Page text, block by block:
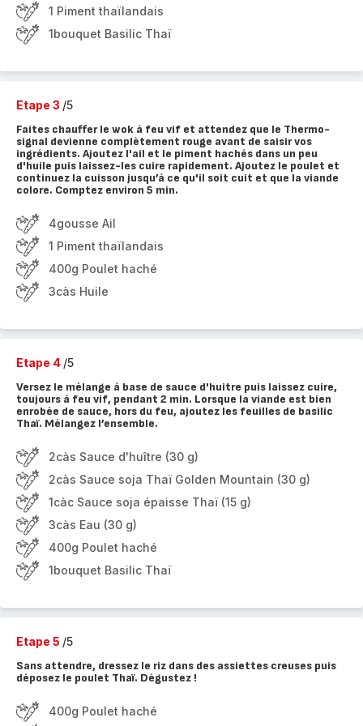
1 Piment thaïlandais
1bouquet Basilic Thaï
Etape 3 /5
Faites chauffer le wok à feu vif et attendez que le Thermo-
signal devienne complètement rouge avant de saisir vos
ingrédients. Ajoutez l'ail et le piment hachés dans un peu
d'huile puis laissez-les cuire rapidement. Ajoutez le poulet et
continuez la cuisson jusqu’à ce qu'il soit cuit et que la viande
colore. Comptez environ 5 min.
4gousse Ail
1 Piment thaïlandais
400g Poulet haché
3càs Huile
Etape 4 /5
Versez le mélange à base de sauce d'huitre puis laissez cuire,
toujours à feu vif, pendant 2 min. Lorsque la viande est bien
enrobée de sauce, hors du feu, ajoutez les feuilles de basilic
Thaï. Mélangez l’ensemble.
2càs Sauce d'huître (30 g)
2càs Sauce soja Thaï Golden Mountain (30 g)
1càc Sauce soja épaisse Thaï (15 g)
3càs Eau (30 g)
400g Poulet haché
1bouquet Basilic Thaï
Etape 5 /5
Sans attendre, dressez le riz dans des assiettes creuses puis
déposez le poulet Thaï. Dégustez !
400g Poulet haché